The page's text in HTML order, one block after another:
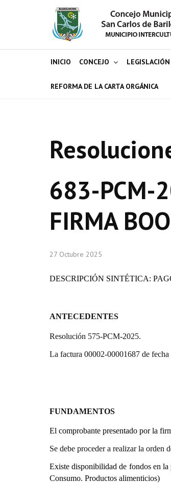
INICIO CONCEJO LEGISLACIÓN
REFORMA DE LA CARTA ORGÁNICA
683-PCM-
FIRMA
27 Octubre 2025
DESCRIPCIÓN SINTÉTICA:
ANTECEDENTES
Resolución 575-PCM-2025.
La factura 00002-00001687 de
FUNDAMENTOS
El comprobante presentado por la
Se debe proceder a realizar la orden
Existe disponibilidad de fondos en la
Consumo. Productos alimenticios)